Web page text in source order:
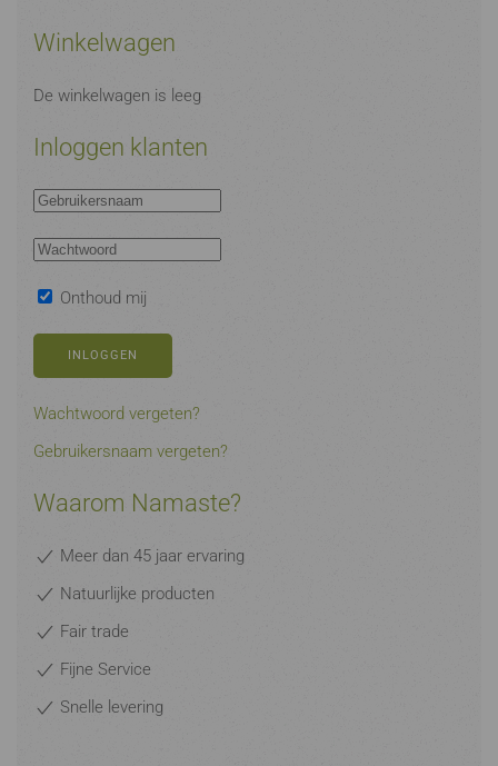
Winkelwagen
De winkelwagen is leeg
Inloggen klanten
Onthoud mij
INLOGGEN
Wachtwoord vergeten?
Gebruikersnaam vergeten?
Waarom Namaste?
Meer dan 45 jaar ervaring
Natuurlijke producten
Fair trade
Fijne Service
Snelle levering